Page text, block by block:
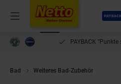
Menü
PAYBACK
Bad Weiteres Bad-Zubehör